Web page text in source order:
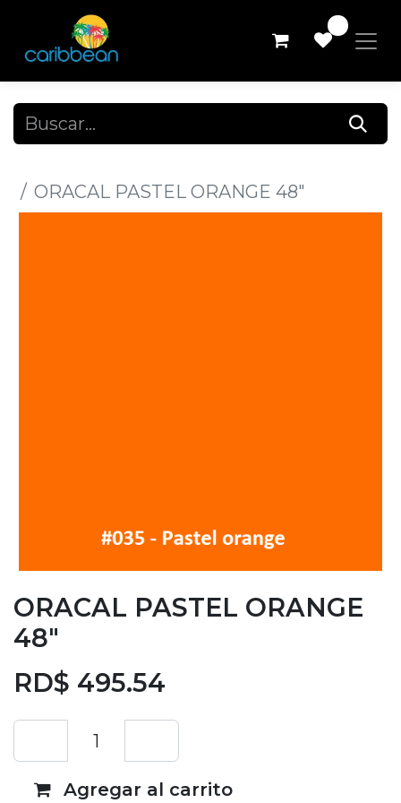
ORACAL PASTEL ORANGE 48"
ORACAL PASTEL ORANGE
48"
RD$ 495.54
Agregar al carrito